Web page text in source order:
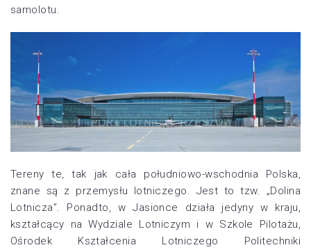
samolotu.
Tereny te, tak jak cała południowo-wschodnia Polska,
znane są z przemysłu lotniczego. Jest to tzw. „Dolina
Lotnicza”. Ponadto, w Jasionce działa jedyny w kraju,
kształcący na Wydziale Lotniczym i w Szkole Pilotażu,
Ośrodek Kształcenia Lotniczego Politechniki